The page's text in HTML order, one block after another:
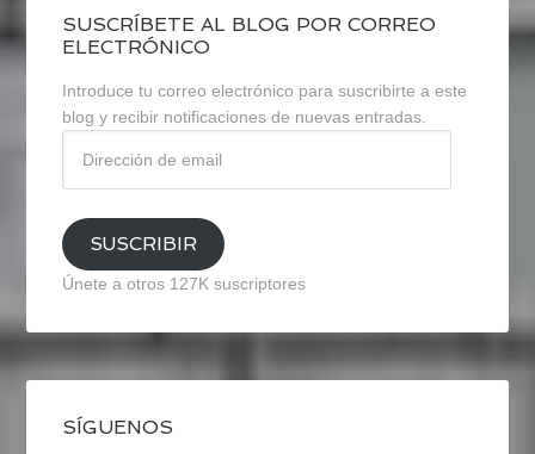
SUSCRÍBETE AL BLOG POR CORREO
ELECTRÓNICO
Introduce tu correo electrónico para suscribirte a este
blog y recibir notificaciones de nuevas entradas.
email
SUSCRIBIR
Únete a otros 127K suscriptores
SÍGUENOS